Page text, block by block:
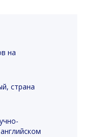
на
страна